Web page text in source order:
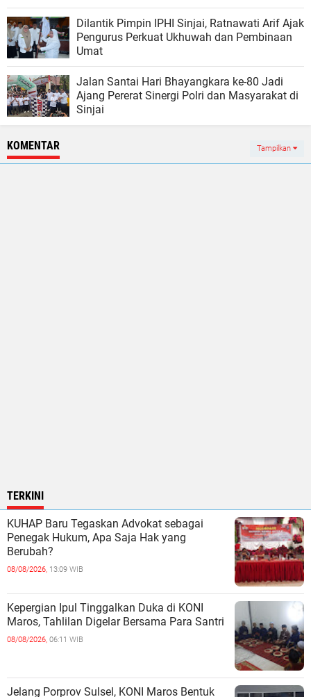
Dilantik Pimpin IPHI Sinjai, Ratnawati Arif Ajak
Pengurus Perkuat Ukhuwah dan Pembinaan
Umat
Jalan Santai Hari Bhayangkara ke-80 Jadi
Ajang Pererat Sinergi Polri dan Masyarakat di
Sinjai
KOMENTAR Tampilkan
TERKINI
KUHAP Baru Tegaskan Advokat sebagai
Penegak Hukum, Apa Saja Hak yang
Berubah?
08/08/2026, 13:09 WIB
Kepergian Ipul Tinggalkan Duka di KONI
Maros, Tahlilan Digelar Bersama Para Santri
08/08/2026, 06:11 WIB
Jelang Porprov Sulsel, KONI Maros Bentuk